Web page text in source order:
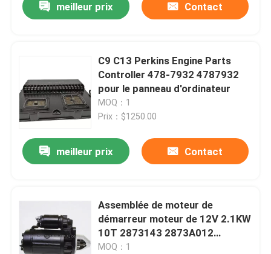
meilleur prix Contact
C9 C13 Perkins Engine Parts
Controller 478-7932 4787932
pour le panneau d'ordinateur
MOQ：1
Prix：$1250.00
meilleur prix Contact
Assemblée de moteur de
démarreur moteur de 12V 2.1KW
10T 2873143 2873A012
2873A017
MOQ：1